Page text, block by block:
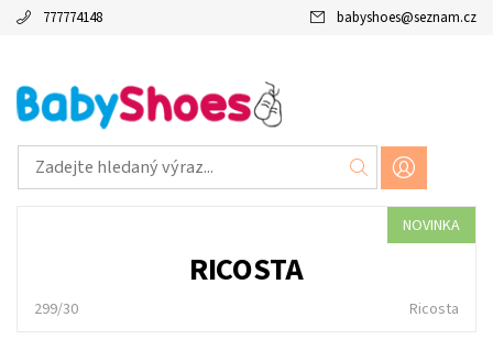
777774148 babyshoes@seznam.cz
NOVINKA
RICOSTA
299/30 Ricosta